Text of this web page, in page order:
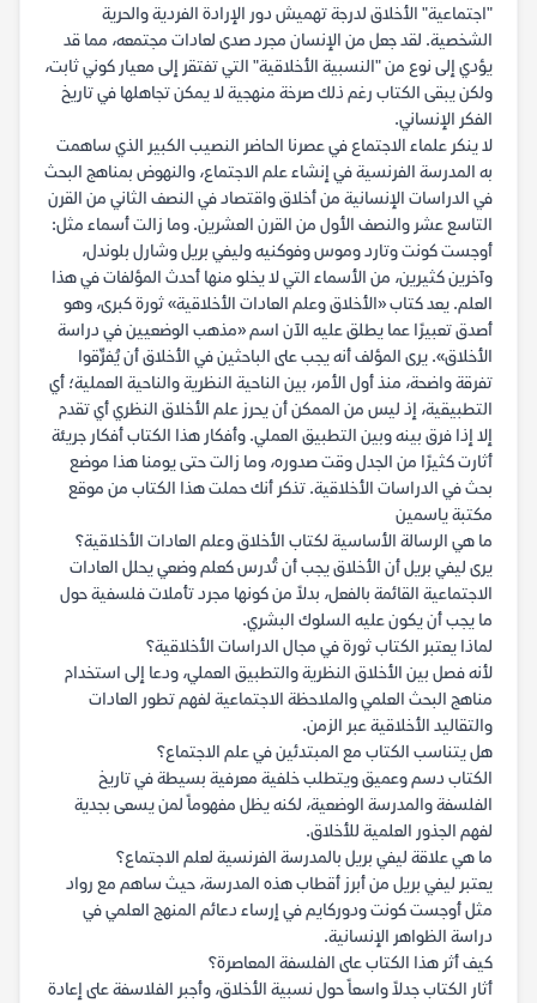
"اجتماعية" الأخلاق لدرجة تهميش دور الإرادة الفردية والحرية
الشخصية. لقد جعل من الإنسان مجرد صدى لعادات مجتمعه، مما قد
يؤدي إلى نوع من "النسبية الأخلاقية" التي تفتقر إلى معيار كوني ثابت،
ولكن يبقى الكتاب رغم ذلك صرخة منهجية لا يمكن تجاهلها في تاريخ
الفكر الإنساني.
لا ينكر علماء الاجتماع في عصرنا الحاضر النصيب الكبير الذي ساهمت
به المدرسة الفرنسية في إنشاء علم الاجتماع، والنهوض بمناهج البحث
في الدراسات الإنسانية من أخلاق واقتصاد في النصف الثاني من القرن
التاسع عشر والنصف الأول من القرن العشرين. وما زالت أسماء مثل:
أوجست كونت وتارد وموس وفوكنيه وليفي بريل وشارل بلوندل،
وآخرين كثيرين، من الأسماء التي لا يخلو منها أحدث المؤلفات في هذا
العلم. يعد كتاب «الأخلاق وعلم العادات الأخلاقية» ثورة كبرى، وهو
أصدق تعبيرًا عما يطلق عليه الآن اسم «مذهب الوضعيين في دراسة
الأخلاق». يرى المؤلف أنه يجب على الباحثين في الأخلاق أن يُفرِّقوا
تفرقة واضحة، منذ أول الأمر، بين الناحية النظرية والناحية العملية؛ أي
التطبيقية، إذ ليس من الممكن أن يحرز علم الأخلاق النظري أي تقدم
إلا إذا فرق بينه وبين التطبيق العملي. وأفكار هذا الكتاب أفكار جريئة
أثارت كثيرًا من الجدل وقت صدوره، وما زالت حتى يومنا هذا موضع
بحث في الدراسات الأخلاقية. تذكر أنك حملت هذا الكتاب من موقع
مكتبة ياسمين
ما هي الرسالة الأساسية لكتاب الأخلاق وعلم العادات الأخلاقية؟
يرى ليفي بريل أن الأخلاق يجب أن تُدرس كعلم وضعي يحلل العادات
الاجتماعية القائمة بالفعل، بدلاً من كونها مجرد تأملات فلسفية حول
ما يجب أن يكون عليه السلوك البشري.
لماذا يعتبر الكتاب ثورة في مجال الدراسات الأخلاقية؟
لأنه فصل بين الأخلاق النظرية والتطبيق العملي، ودعا إلى استخدام
مناهج البحث العلمي والملاحظة الاجتماعية لفهم تطور العادات
والتقاليد الأخلاقية عبر الزمن.
هل يتناسب الكتاب مع المبتدئين في علم الاجتماع؟
الكتاب دسم وعميق ويتطلب خلفية معرفية بسيطة في تاريخ
الفلسفة والمدرسة الوضعية، لكنه يظل مفهوماً لمن يسعى بجدية
لفهم الجذور العلمية للأخلاق.
ما هي علاقة ليفي بريل بالمدرسة الفرنسية لعلم الاجتماع؟
يعتبر ليفي بريل من أبرز أقطاب هذه المدرسة، حيث ساهم مع رواد
مثل أوجست كونت ودوركايم في إرساء دعائم المنهج العلمي في
دراسة الظواهر الإنسانية.
كيف أثر هذا الكتاب على الفلسفة المعاصرة؟
أثار الكتاب جدلاً واسعاً حول نسبية الأخلاق، وأجبر الفلاسفة على إعادة